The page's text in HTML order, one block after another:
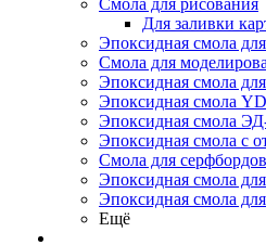
Смола для рисования
Для заливки
Эпоксидная смола
Смола для
Эпоксидная смола
Эпоксидная смола
Эпоксидная смола
Эпоксидная смола с
Смола для серфбордов
Эпоксидная смола
Эпоксидная смола для
Ещё